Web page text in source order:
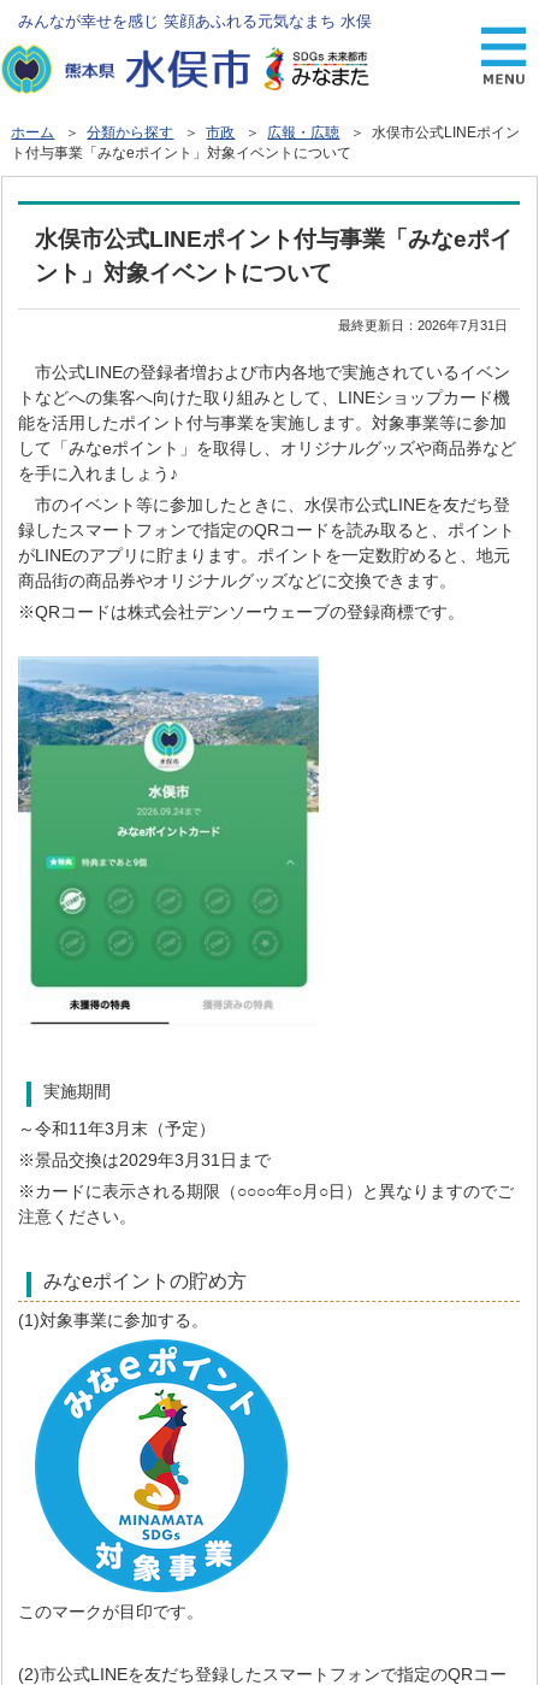
みんなが幸せを感じ 笑顔あふれる元気なまち 水俣
ホーム ＞分類から探す ＞市政 ＞ 広報・広聴 ＞ 水俣市公式LINEポイン
ト付与事業「みなeポイント」対象イベントについて
水俣市公式LINEポイント付与事業「みなeポイ
ント」対象イベントについて
最終更新日：2026年7月31日
市公式LINEの登録者増および市内各地で実施されているイベン
トなどへの集客へ向けた取り組みとして、LINEショップカード機
能を活用したポイント付与事業を実施します。対象事業等に参加
して「みなeポイント」を取得し、オリジナルグッズや商品券など
を手に入れましょう♪
市のイベント等に参加したときに、水俣市公式LINEを友だち登
録したスマートフォンで指定のQRコードを読み取ると、ポイント
がLINEのアプリに貯まります。ポイントを一定数貯めると、地元
商品街の商品券やオリジナルグッズなどに交換できます。
※QRコードは株式会社デンソーウェーブの登録商標です。
実施期間
～令和11年3月末（予定）
※景品交換は2029年3月31日まで
※カードに表示される期限（○○○○年○月○日）と異なりますのでご
注意ください。
みなeポイントの貯め方
(1)対象事業に参加する。
このマークが目印です。
(2)市公式LINEを友だち登録したスマートフォンで指定のQRコー